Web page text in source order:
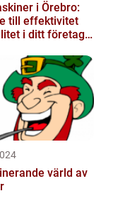
i Örebro:
till effektivitet
i ditt företags
värld av